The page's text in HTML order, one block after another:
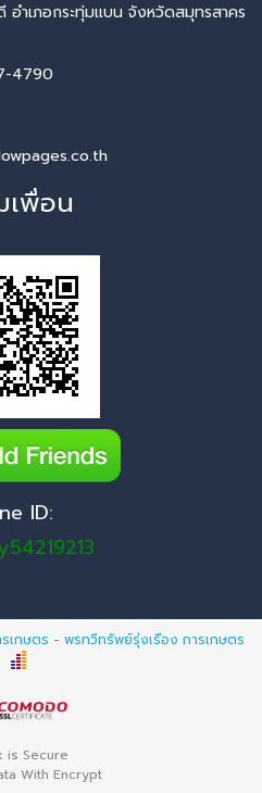
ำเภอกระทุ่มแบน จังหวัดสมุทรสาคร
4790
เพื่อน
ID:
เกษตร - พรทวีทรัพย์รุ่งเรือง การเกษตร
is Secure
With Encrypt